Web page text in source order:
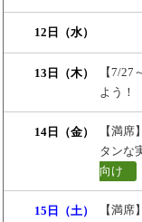
12日（水）
13日（木）
【7/
よう！
14日（金）
【満
タンな
向け
15日（土）
【満